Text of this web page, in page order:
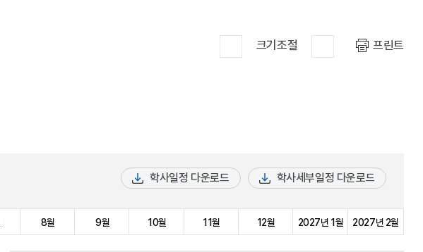
크기조절 프린트
학사일정 다운로드 학사세부일정 다운로드
8월 9월 10월 11월 12월 2027년 1월 2027년 2월